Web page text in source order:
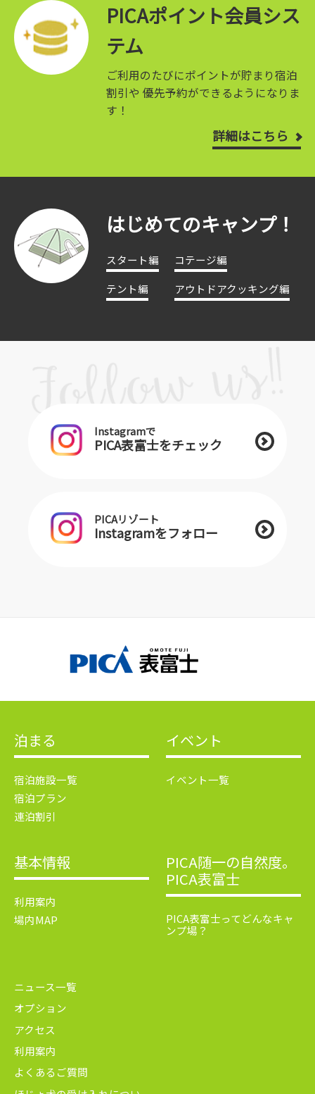
PICAポイント会員シス
テム
ご利用のたびにポイントが貯まり宿泊
割引や 優先予約ができるようになりま
す！
詳細はこちら
はじめてのキャンプ！
スタート編
コテージ編
テント編
アウトドアクッキング編
Instagramで
PICA表富士をチェック
PICAリゾート
Instagramをフォロー
泊まる
宿泊施設一覧
宿泊プラン
連泊割引
イベント
イベント一覧
基本情報
利用案内
場内MAP
PICA随一の自然度。
PICA表富士
PICA表富士ってどんなキャ
ンプ場？
ニュース一覧
オプション
アクセス
利用案内
よくあるご質問